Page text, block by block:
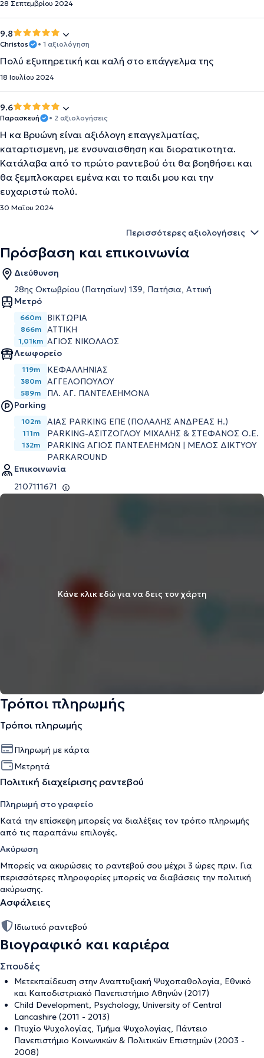
28 Σεπτεμβρίου 2024
9.8
Christos • 1 αξιολόγηση
Πολύ εξυπηρετική και καλή στο επάγγελμα της
18 Ιουλίου 2024
9.6
Παρασκευή • 2 αξιολογήσεις
Η κα Βρυώνη είναι αξιόλογη επαγγελματίας,
καταρτισμενη, με ενσυναισθηση και διορατικοτητα.
Κατάλαβα από το πρώτο ραντεβού ότι θα βοηθήσει και
θα ξεμπλοκαρει εμένα και το παιδι μου και την
ευχαριστώ πολύ.
30 Μαΐου 2024
Περισσότερες αξιολογήσεις
Πρόσβαση και επικοινωνία
Διεύθυνση
28ης Οκτωβρίου (Πατησίων) 139, Πατήσια, Αττική
Μετρό
660m ΒΙΚΤΩΡΙΑ
866m ΑΤΤΙΚΗ
1,01km ΑΓΙΟΣ ΝΙΚΟΛΑΟΣ
Λεωφορείο
119m ΚΕΦΑΛΛΗΝΙΑΣ
380m ΑΓΓΕΛΟΠΟΥΛΟΥ
589m
ΠΛ. ΑΓ. ΠΑΝΤΕΛΕΗΜΟΝΑ
Parking
102m ΑΙΑΣ PARKING ΕΠΕ (ΠΟΛΑΛΗΣ ΑΝΔΡΕΑΣ Η.)
111m PARKING-ΑΣΙΤΖΟΓΛΟΥ ΜΙΧΑΛΗΣ & ΣΤΕΦΑΝΟΣ Ο.Ε.
132m
PARKING ΑΓΙΟΣ ΠΑΝΤΕΛΕΗΜΩΝ | ΜΕΛΟΣ ΔΙΚΤΥΟΥ
PARKAROUND
Επικοινωνία
2107111671
Κάνε κλικ εδώ για να δεις τον χάρτη
Τρόποι πληρωμής
Τρόποι πληρωμής
Πληρωμή με κάρτα
Μετρητά
Πολιτική διαχείρισης ραντεβού
Πληρωμή στο γραφείο
Κατά την επίσκεψη μπορείς να διαλέξεις τον τρόπο πληρωμής
από τις παραπάνω επιλογές.
Ακύρωση
Μπορείς να ακυρώσεις το ραντεβού σου μέχρι 3 ώρες πριν. Για
περισσότερες πληροφορίες μπορείς να διαβάσεις την πολιτική
ακύρωσης.
Ασφάλειες
Ιδιωτικό ραντεβού
Βιογραφικό και καριέρα
Σπουδές
Μετεκπαίδευση στην Αναπτυξιακή Ψυχοπαθολογία, Εθνικό
και Καποδιστριακό Πανεπιστήμιο Αθηνών (2017)
Child Development, Psychology, University of Central
Lancashire (2011 - 2013)
Πτυχίο Ψυχολογίας, Τμήμα Ψυχολογίας, Πάντειο
Πανεπιστήμιο Κοινωνικών & Πολιτικών Επιστημών (2003 -
2008)